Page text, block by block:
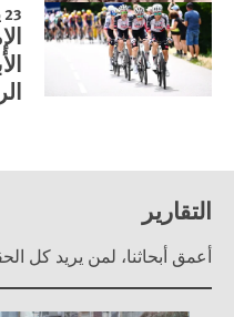
23 يوليو/تموز 2026
التقارير
أعمق أبحاثنا، لمن يريد كل